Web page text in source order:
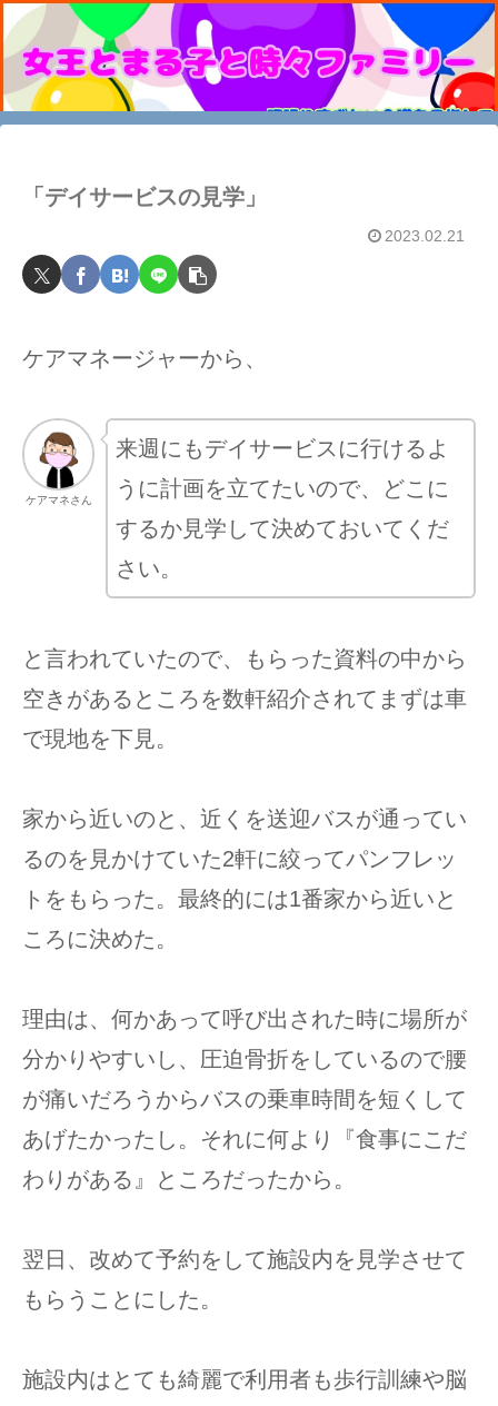
「デイサービスの見学」
2023.02.21
ケアマネージャーから、
ケアマネさん
来週にもデイサービスに行けるよ
うに計画を立てたいので、どこに
するか見学して決めておいてくだ
さい。
と言われていたので、もらった資料の中から
空きがあるところを数軒紹介されてまずは車
で現地を下見。
家から近いのと、近くを送迎バスが通ってい
るのを見かけていた2軒に絞ってパンフレッ
トをもらった。最終的には1番家から近いと
ころに決めた。
理由は、何かあって呼び出された時に場所が
分かりやすいし、圧迫骨折をしているので腰
が痛いだろうからバスの乗車時間を短くして
あげたかったし。それに何より『食事にこだ
わりがある』ところだったから。
翌日、改めて予約をして施設内を見学させて
もらうことにした。
施設内はとても綺麗で利用者も歩行訓練や脳